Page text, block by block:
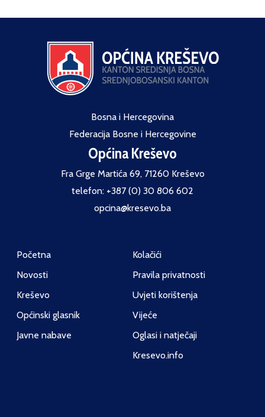
Bosna i Hercegovina
Federacija Bosne i Hercegovine
Općina Kreševo
Fra Grge Martića 69, 71260 Kreševo
telefon: +387 (0) 30 806 602
opcina@kresevo.ba
Početna
Novosti
Kreševo
Općinski glasnik
Javne nabave
Kolačići
Pravila privatnosti
Uvjeti korištenja
Vijeće
Oglasi i natječaji
Kresevo.info